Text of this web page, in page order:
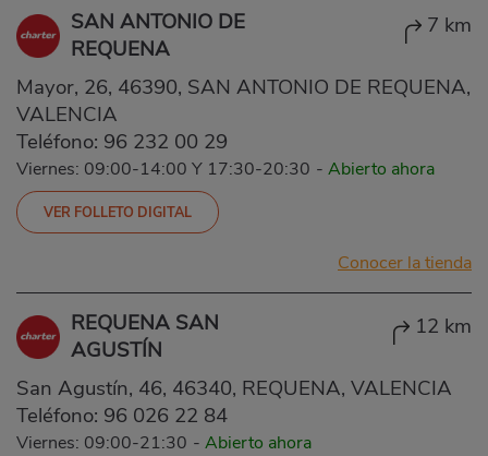
SAN ANTONIO DE
REQUENA
7 km
Mayor, 26, 46390, SAN ANTONIO DE REQUENA,
VALENCIA
Teléfono: 96 232 00 29
Viernes: 09:00-14:00 Y 17:30-20:30 - Abierto ahora
VER FOLLETO DIGITAL
Conocer la tienda
REQUENA SAN
AGUSTÍN
12 km
San Agustín, 46, 46340, REQUENA, VALENCIA
Teléfono: 96 026 22 84
Viernes: 09:00-21:30 - Abierto ahora